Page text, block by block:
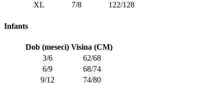
XL
7/8 122/128
Infants
Dob (meseci) Visina (CM)
3/6
62/68
6/9
68/74
9/12
74/80